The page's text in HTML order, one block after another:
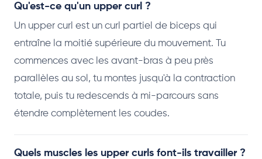
Qu'est-ce qu'un upper curl ?
Un upper curl est un curl partiel de biceps qui
entraîne la moitié supérieure du mouvement. Tu
commences avec les avant-bras à peu près
parallèles au sol, tu montes jusqu'à la contraction
totale, puis tu redescends à mi-parcours sans
étendre complètement les coudes.
Quels muscles les upper curls font-ils travailler ?